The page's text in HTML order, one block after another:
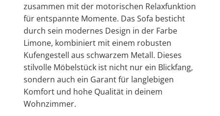
zusammen mit der motorischen Relaxfunktion
für entspannte Momente. Das Sofa besticht
durch sein modernes Design in der Farbe
Limone, kombiniert mit einem robusten
Kufengestell aus schwarzem Metall. Dieses
stilvolle Möbelstück ist nicht nur ein Blickfang,
sondern auch ein Garant für langlebigen
Komfort und hohe Qualität in deinem
Wohnzimmer.